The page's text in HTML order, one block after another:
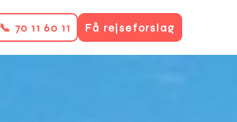
📞 70 11 60 11 Få rejseforslag